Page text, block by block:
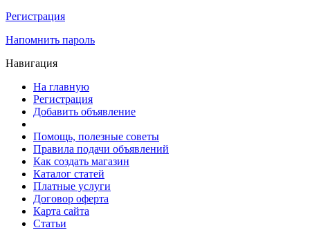
Регистрация
Напомнить пароль
Навигация
На главную
Регистрация
Добавить объявление
Помощь, полезные советы
Правила подачи объявлений
Как создать магазин
Каталог статей
Платные услуги
Договор оферта
Карта сайта
Статьи